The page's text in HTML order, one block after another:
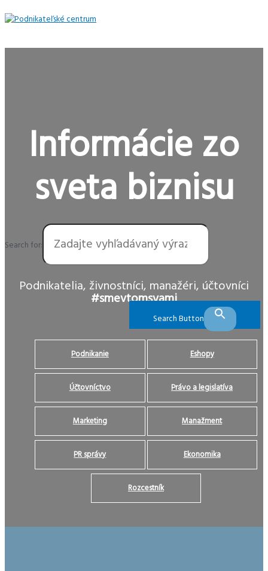
Preskočiť
na
Menu
Informácie zo
sveta biznisu
Search for:
Search Button
Podnikatelia, živnostníci, manažéri, účtovníci
#smevtomsvami
Podnikanie Eshopy
Účtovníctvo Právo a legislatíva
Marketing Manažment
PR správy Ekonomika
Rozcestník